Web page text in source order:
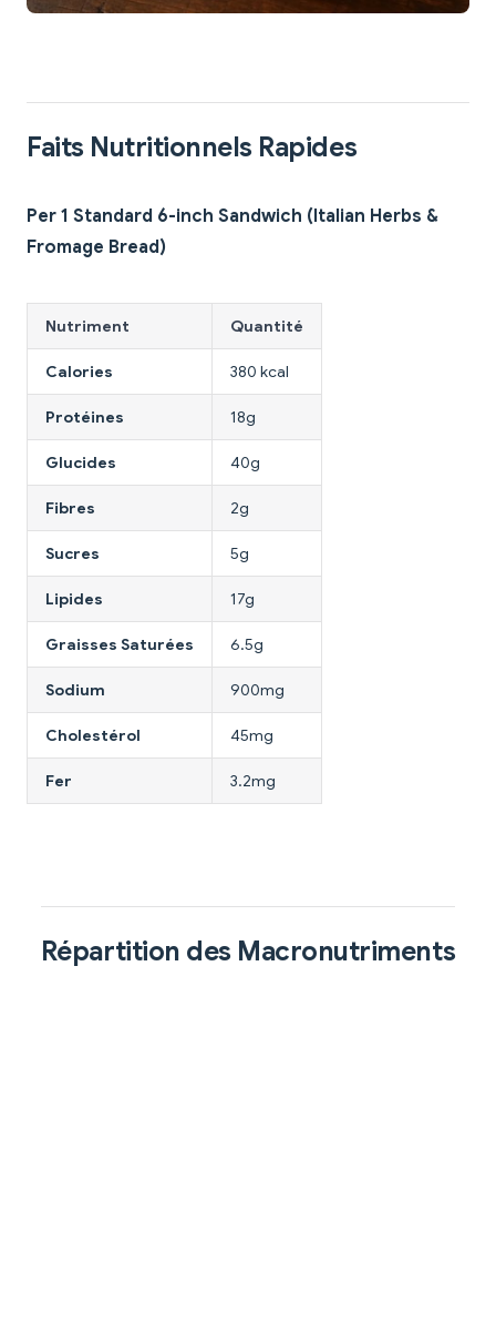
Faits Nutritionnels Rapides
Per 1 Standard 6-inch Sandwich (Italian Herbs &
Fromage Bread)
Nutriment Quantité
Calories 380 kcal
Protéines 18g
Glucides 40g
Fibres 2g
Sucres 5g
Lipides 17g
Graisses Saturées 6.5g
Sodium 900mg
Cholestérol 45mg
Fer 3.2mg
Répartition des Macronutriments